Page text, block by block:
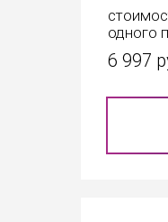
одного
6 997